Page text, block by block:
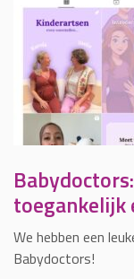
toegankelijk
We hebben een
Babydoctors!